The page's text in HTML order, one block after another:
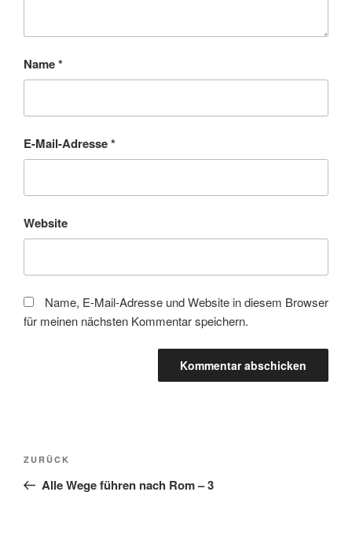
Name*
E-Mail-Adresse*
Website
Name, E-Mail-Adresse und Website in diesem Browser
für meinen nächsten Kommentar speichern.
Beitragsnavigation
Vorheriger
Beitrag
ZURÜCK
Alle Wege führen nach Rom – 3